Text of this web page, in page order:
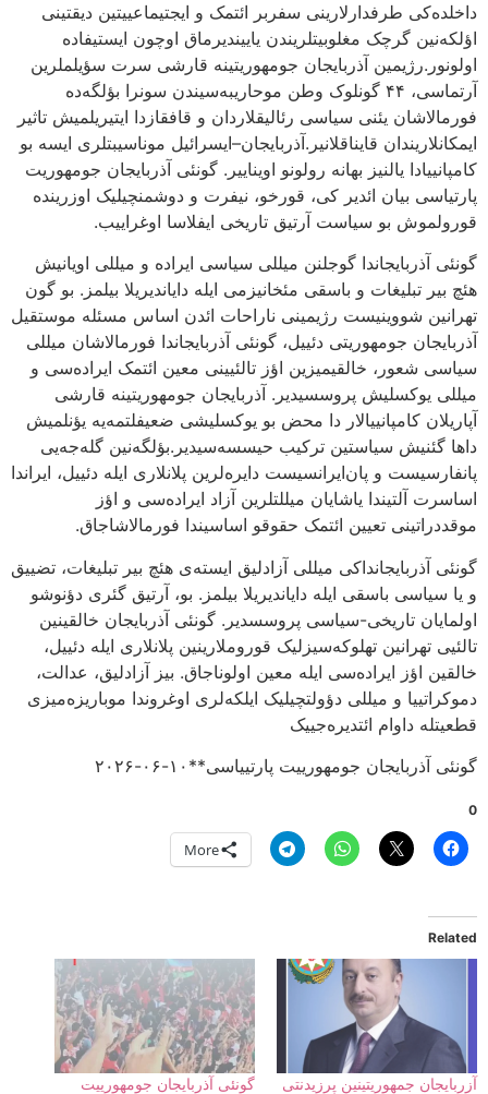
داخلده‌کی طرفدارلارینی سفربر ائتمک و ایجتیماعییتین دیقتینی
اؤلکه‌نین گرچک مغلوبیتلریندن یاییندیرماق اوچون ایستیفاده
اولونور.رژیمین آذربایجان جومهوریتینه قارشی سرت سؤیلملرین
آرتماسی، ۴۴ گونلوک وطن موحاریبه‌سیندن سونرا بؤلگه‌ده
فورمالاشان یئنی سیاسی رئالیقلاردان و قافقازدا ایتیریلمیش تاثیر
ایمکانلاریندان قایناقلانیر.آذربایجان–ایسرائیل موناسیبتلری ایسه بو
کامپانییادا یالنیز بهانه رولونو اویناییر. گونئی آذربایجان جومهوریت
پارتیاسی بیان ائدیر کی، قورخو، نیفرت و دوشمنچیلیک اوزرینده
قورولموش بو سیاست آرتیق تاریخی ایفلاسا اوغراییب.
گونئی آذربایجاندا گوجلنن میللی سیاسی ایراده و میللی اویانیش
هئچ بیر تبلیغات و باسقی مئخانیزمی ایله دایاندیریلا بیلمز. بو گون
تهرانین شووینیست رژیمینی ناراحات ائدن اساس مسئله موستقیل
آذربایجان جومهوریتی دئییل، گونئی آذربایجاندا فورمالاشان میللی
سیاسی شعور، خالقیمیزین اؤز تالئیینی معین ائتمک ایراده‌سی و
میللی یوکسلیش پروسسیدیر. آذربایجان جومهوریتینه قارشی
آپاریلان کامپانییالار دا محض بو یوکسلیشی ضعیفلتمه‌یه یؤنلمیش
داها گئنیش سیاستین ترکیب حیسسه‌سیدیر.بؤلگه‌نین گله‌جه‌یی
پانفارسیست و پان‌ایرانسیست دایره‌لرین پلانلاری ایله دئییل، ایراندا
اساسرت آلتیندا یاشایان میللتلرین آزاد ایراده‌سی و اؤز
موقددراتینی تعیین ائتمک حقوقو اساسیندا فورمالاشاجاق.
گونئی آذربایجانداکی میللی آزادلیق ایسته‌ی هئچ بیر تبلیغات، تضییق
و یا سیاسی باسقی ایله دایاندیریلا بیلمز. بو، آرتیق گئری دؤنوشو
اولمایان تاریخی-سیاسی پروسسدیر. گونئی آذربایجان خالقینین
تالئیی تهرانین تهلوکه‌سیزلیک قوروملارینین پلانلاری ایله دئییل،
خالقین اؤز ایراده‌سی ایله معین اولوناجاق. بیز آزادلیق، عدالت،
دموکراتییا و میللی دؤولتچیلیک ایلکه‌لری اوغروندا موباریزه‌میزی
قطعیتله داوام ائتدیره‌جییک
گونئی آذربایجان جومهورییت پارتییاسی**۱۰-۰۶-۲۰۲۶
0
More
Related
آزربایجان جمهوریتینین پرزیدنتی گونئی آذربایجان جومهورییت